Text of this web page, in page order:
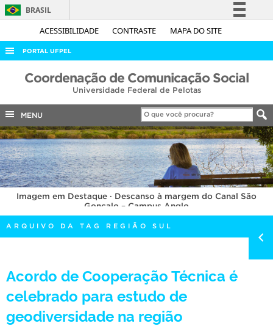
ACESSIBILIDADE CONTRASTE MAPA DO SITE
BRASIL
Simplifique!
Acesso à informação
Legislação
Canais
PORTAL UFPEL
ACESSO À INFORMAÇÃO
COBALTO
CONCURSOS
EDITAIS
INTERNACIONAL
OUVIDORIA
PORTARIAS
TELEFONES
Coordenação de Comunicação Social
Universidade Federal de Pelotas
MENU
Imagem em Destaque · Descanso à margem do Canal São
Gonçalo – Campus Anglo
ARQUIVO DA TAG REGIÃO SUL
Acordo de Cooperação Técnica é
celebrado para estudo de
geodiversidade na região